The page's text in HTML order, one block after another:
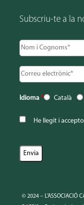
Subscriu-te a la
Idioma * Català
He llegit i
© 2024 – L’ASSOCIACIÓ